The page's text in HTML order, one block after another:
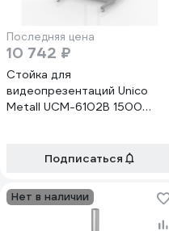
Последняя цена
10 742 ₽
Стойка для
видеопрезентаций Unico
Metall UCM-6102B 1500
Подписаться
Нет в наличии